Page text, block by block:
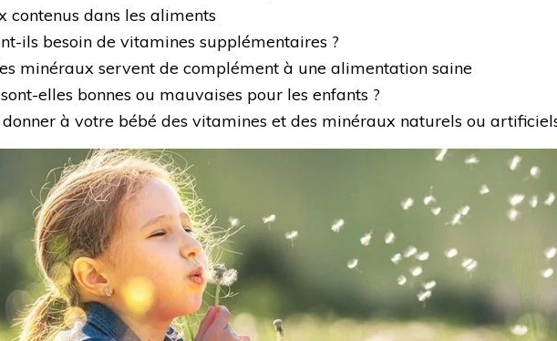
contenus dans les aliments
ils besoin de vitamines supplémentaires ?
minéraux servent de complément à une alimentation saine
elles bonnes ou mauvaises pour les enfants ?
à votre bébé des vitamines et des minéraux naturels ou